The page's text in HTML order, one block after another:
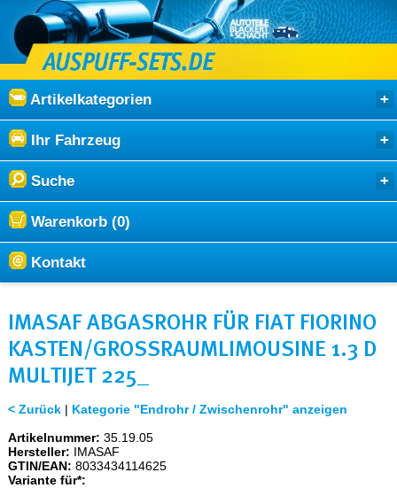
Artikelkategorien
Ihr Fahrzeug
Suche
Warenkorb (0)
Kontakt
IMASAF ABGASROHR FÜR FIAT FIORINO
KASTEN/GROSSRAUMLIMOUSINE 1.3 D M
ULTIJET 225_
< Zurück| Kategorie "Endrohr / Zwischenrohr" anzeigen
Artikelnummer: 35.19.05
Hersteller: IMASAF
GTIN/EAN: 8033434114625
Variante für*: